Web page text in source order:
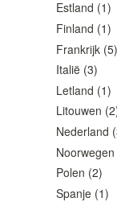
Estland (1)
Finland (1)
Frankrijk (5)
Italië (3)
Letland (1)
Litouwen
Nederland
Noorwegen
Polen (2)
Spanje (1)